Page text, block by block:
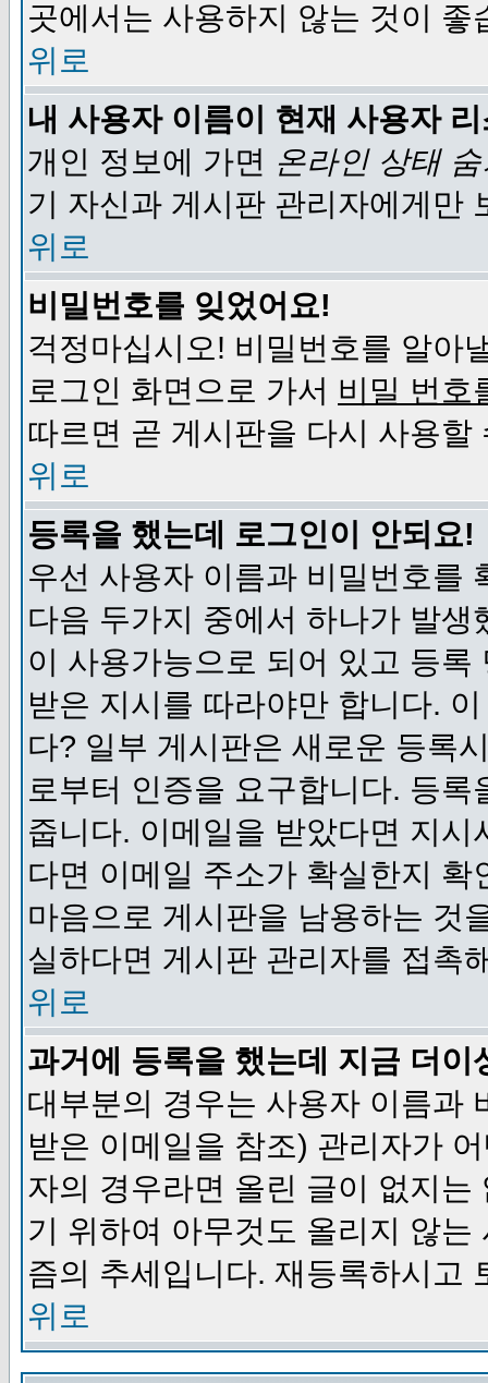
곳에서는 사용하지 않는 것이 좋
위로
내 사용자 이름이 현재 사용자
개인 정보에 가면 온라인 상태
기 자신과 게시판 관리자에게만
위로
비밀번호를 잊었어요!
걱정마십시오! 비밀번호를 알아
로그인 화면으로 가서 비밀 번호
따르면 곧 게시판을 다시 사용할
위로
등록을 했는데 로그인이 안되요!
우선 사용자 이름과 비밀번호를
다음 두가지 중에서 하나가 발
이 사용가능으로 되어 있고 등
받은 지시를 따라야만 합니다.
다? 일부 게시판은 새로운 등록
로부터 인증을 요구합니다. 등
줍니다. 이메일을 받았다면 지
다면 이메일 주소가 확실한지
마음으로 게시판을 남용하는 것
실하다면 게시판 관리자를 접촉
위로
과거에 등록을 했는데 지금 더
대부분의 경우는 사용자 이름과
받은 이메일을 참조) 관리자가
자의 경우라면 올린 글이 없지
기 위하여 아무것도 올리지 않
즘의 추세입니다. 재등록하시고
위로